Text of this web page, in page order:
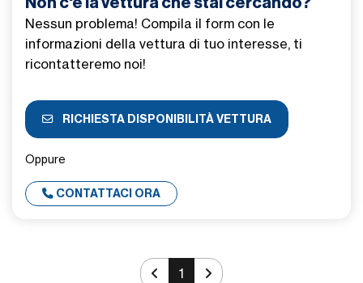
Nessun problema! Compila il form con le
informazioni della vettura di tuo interesse, ti
ricontatteremo noi!
RICHIESTA DISPONIBILITÀ VETTURA
Oppure
CONTATTACI ORA
1